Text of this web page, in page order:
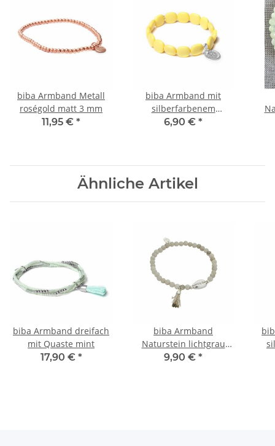
biba Armband Metall
roségold matt 3 mm
11,95 € *
biba Armband mit
silberfarbenem
Anhänger
6,90 € *
Ähnliche Artikel
biba Armband dreifach
mit Quaste mint
17,90 € *
biba Armband
Naturstein lichtgrau
Muschel silber
9,90 € *